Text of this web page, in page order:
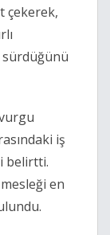
çekerek,
sürdüğünü
iş
belirtti.
en